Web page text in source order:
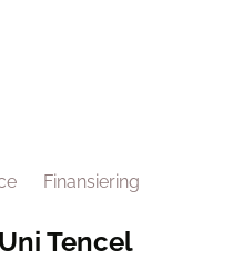
Finansiering
Tencel